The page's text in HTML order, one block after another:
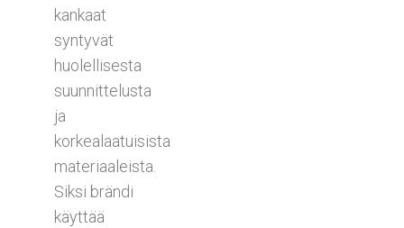
kankaat
syntyvät
huolellisesta
suunnittelusta
ja
korkealaatuisista
materiaaleista.
Siksi brändi
käyttää